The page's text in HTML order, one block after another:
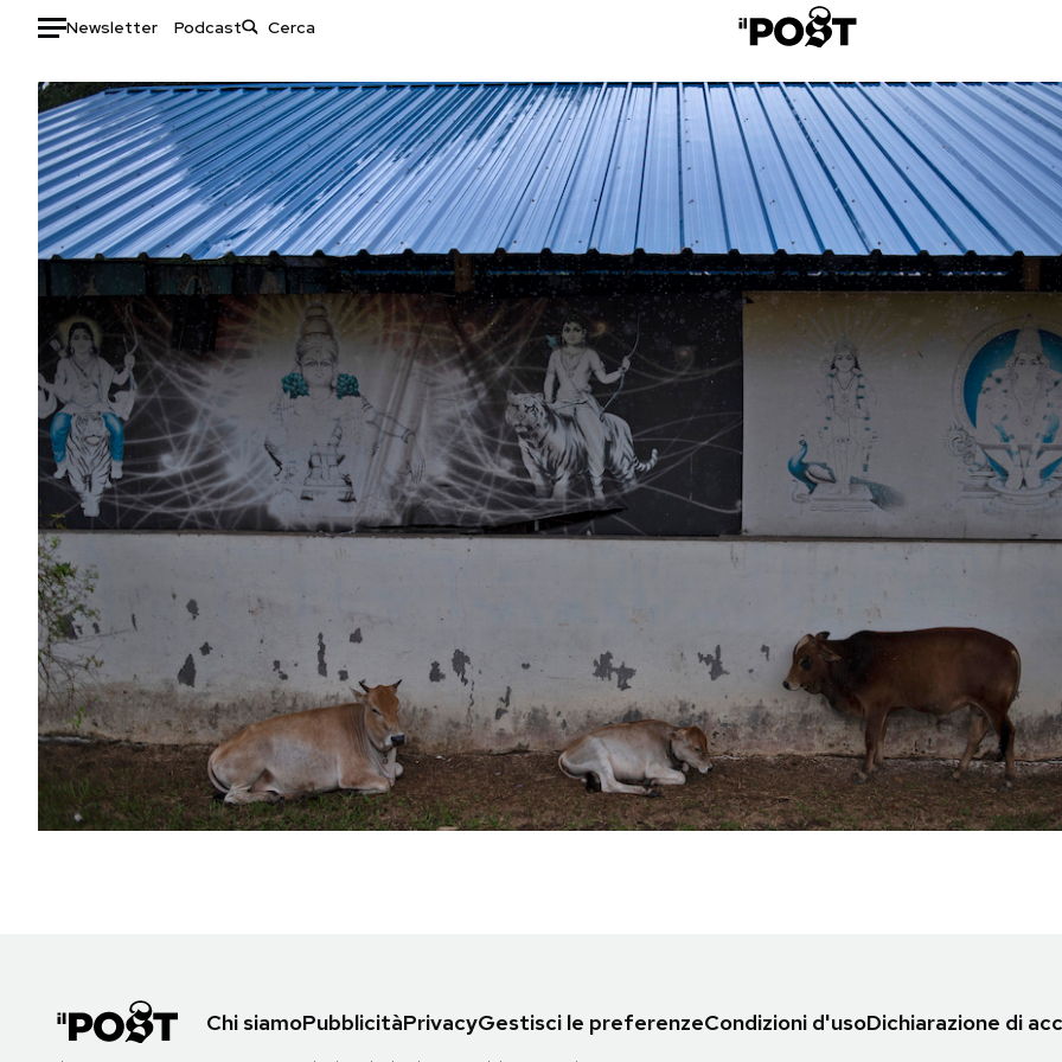
Newsletter Podcast
Auto
HOME
Italia
Mondo
Politica
Tecnologia
Internet
Scienza
Cultura
Economia
Sport
Moda
Libri
Consumismi
Storie/Idee
Ok Boomer!
Media
Europa
Altrecose
Mondiali calcio 2026
PODCAST
NEWSLETTER
I MIEI PREFERITI
SHOP
Area Personale
Newsletter
Chi siamoPubblicitàPrivacyGestisci le preferenzeCondizioni d'usoDichiarazione di